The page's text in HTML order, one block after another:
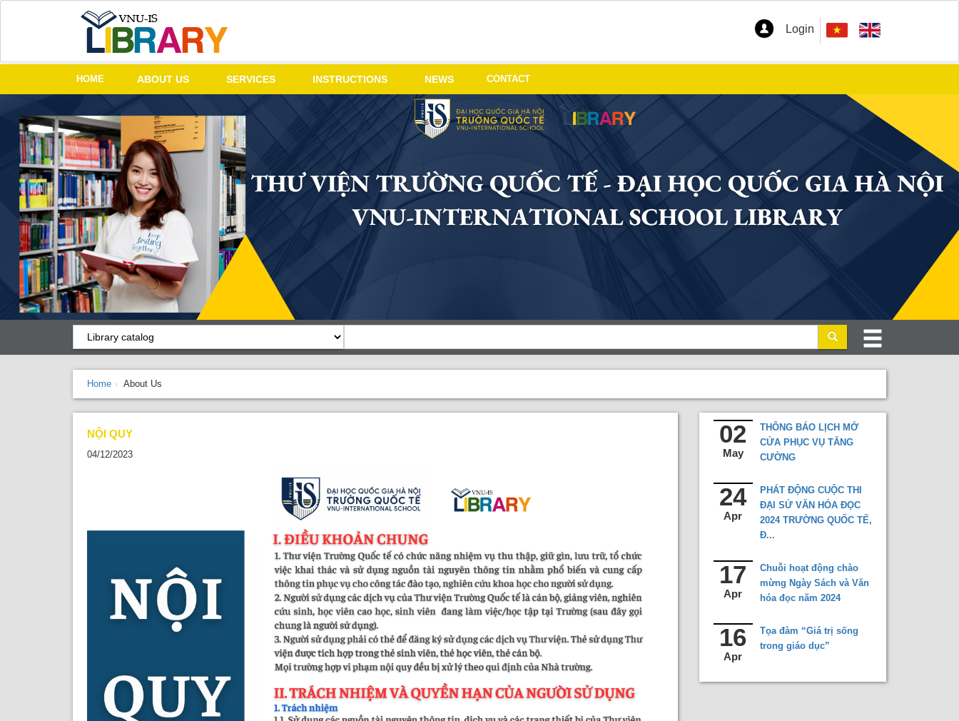
Login
CONTACT
NEWS
INSTRUCTIONS
SERVICES
ABOUT US
HOME
Home › About Us
NỘI QUY
04/12/2023
02
May
THÔNG BÁO LỊCH MỞ
CỬA PHỤC VỤ TĂNG
CƯỜNG
24
Apr
PHÁT ĐỘNG CUỘC THI
ĐẠI SỨ VĂN HÓA ĐỌC
2024 TRƯỜNG QUỐC TẾ,
Đ...
17
Apr
Chuỗi hoạt động chào
mừng Ngày Sách và Văn
hóa đọc năm 2024
16
Apr
Tọa đàm “Giá trị sống
trong giáo dục”